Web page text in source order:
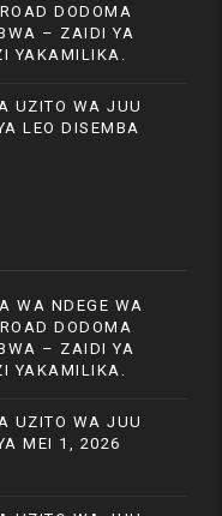
DODOMA
– ZAIDI YA
YAKAMILIKA.
UZITO WA JUU
LEO DISEMBA
WA NDEGE WA
DODOMA
– ZAIDI YA
YAKAMILIKA.
UZITO WA JUU
MEI 1, 2026